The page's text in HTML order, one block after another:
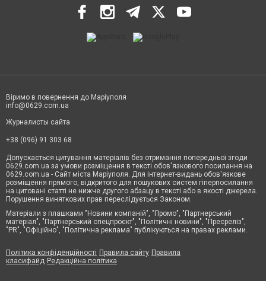
Віримо в повернення до Маріуполя
info@0629.com.ua
Журналисты сайта
+38 (096) 91 303 68
Допускається цитування матеріалів без отримання попередньої згоди
0629.com.ua за умови розміщення в тексті обов'язкового посилання на
0629.com.ua - Сайт міста Маріуполя. Для інтернет-видань обов'язкове
розміщення прямого, відкритого для пошукових систем гіперпосилання
на цитовані статті не нижче другого абзацу в тексті або в якості джерела.
Порушення виняткових прав переслідується Законом.
Матеріали з плашками "Новини компаній", "Промо", "Партнерський
матеріал", "Партнерський спецпроєкт", "Політичні новини", "Пресреліз",
"PR", "Офіційно", "Політична реклама" публікуються на правах реклами.
Політика конфіденційності Правила сайту Правила
класифайд Редакційна політика